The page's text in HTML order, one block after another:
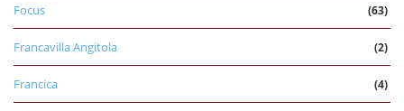
Focus (63)
Francavilla Angitola (2)
Francica (4)